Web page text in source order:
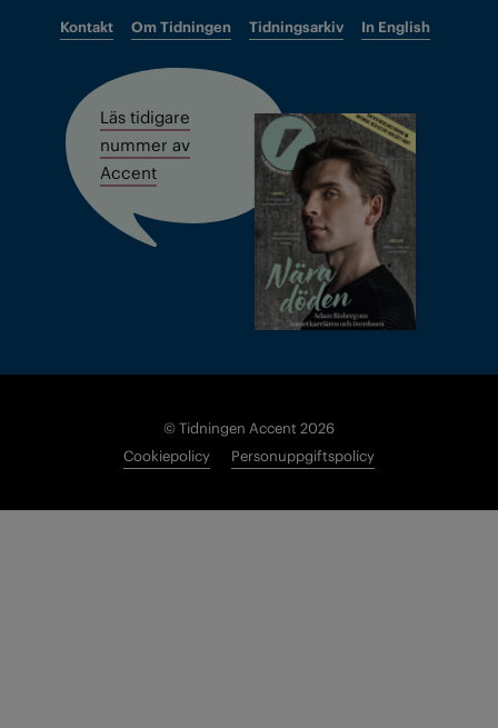
Kontakt Om Tidningen Tidningsarkiv In English
Läs tidigare
nummer av
Accent
© Tidningen Accent 2026
Cookiepolicy
Personuppgiftspolicy